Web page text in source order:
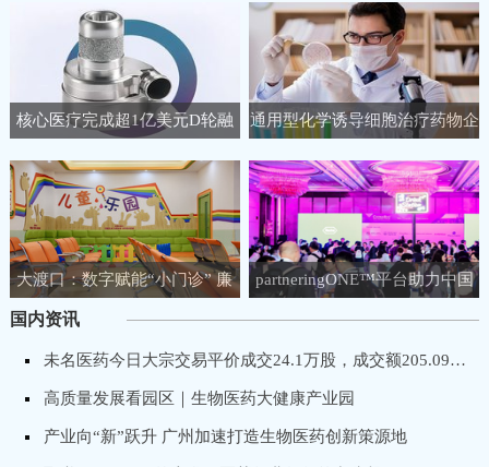
核心医疗完成超1亿美元D轮融
资，聚焦人工心脏领域
通用型化学诱导细胞治疗药物企
业睿健医药完成B+轮融资
大渡口：数字赋能“小门诊” 廉
洁守护“大健康”
partneringONE™平台助力中国
市场！
国内资讯
未名医药今日大宗交易平价成交24.1万股，成交额205.09万元
高质量发展看园区｜生物医药大健康产业园
产业向“新”跃升 广州加速打造生物医药创新策源地